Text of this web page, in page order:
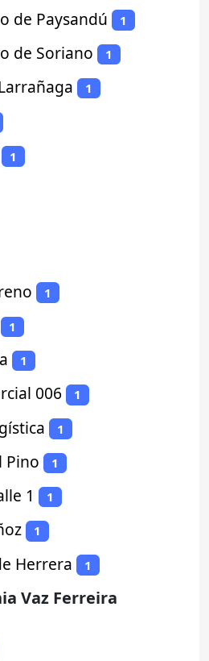
de Paysandú 1
de Soriano 1
1
1
1
1
1
006 1
1
Pino 1
1 1
1
Herrera 1
Vaz Ferreira